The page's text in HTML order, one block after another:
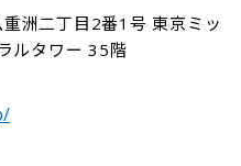
洲二丁目2番1号 東京ミッ
ルタワー 35階